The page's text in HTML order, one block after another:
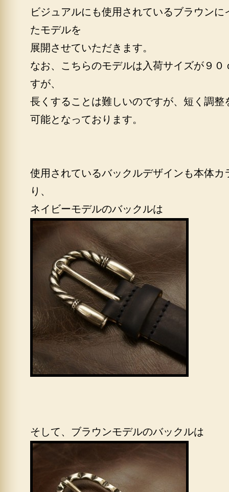
ビジュアルにも使用されているブラウン
たモデルを
展開させていただきます。
なお、こちらのモデルは入荷サイズが９
すが、
長くすることは難しいのですが、短く調整
可能となっております。
使用されているバックルデザインも本体カ
り、
ネイビーモデルのバックルは
そして、ブラウンモデルのバックルは